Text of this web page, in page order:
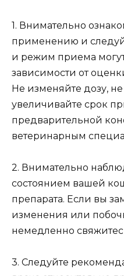
1. Внимательно
применению и
и режим приема могут
зависимости от
Не изменяйте дозу,
увеличивайте срок
предварительной
ветеринарным
2. Внимательно
состоянием вашей
препарата. Если вы
изменения или
немедленно
3. Следуйте